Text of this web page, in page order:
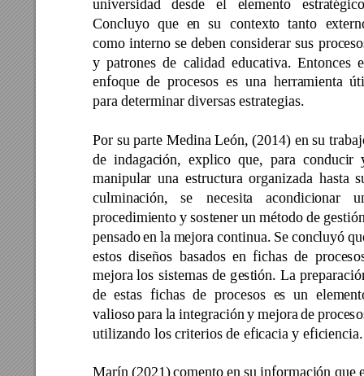
universidad desde el elemento
Concluyo que en su contexto tanto
como interno se deben considerar sus
y patrones de calidad educativa. Entonces
enfoque de procesos es una herramienta
para determinar diversas estrategias.
Por su parte Medina León, (2014) en su
de indagación, explico que, para conducir
manipular una estructura organizada hasta
culminación,
se necesita acondicionar
procedimiento y sostener un método de
pensado en la mejora continua. Se concluyó
estos diseños basados en fichas de proc
mejora los sistemas de gestión. La
de estas fichas de procesos es un
valioso para la integración y mejora de
utilizando los criterios de eficacia y
Marín (2021) comento en su información que